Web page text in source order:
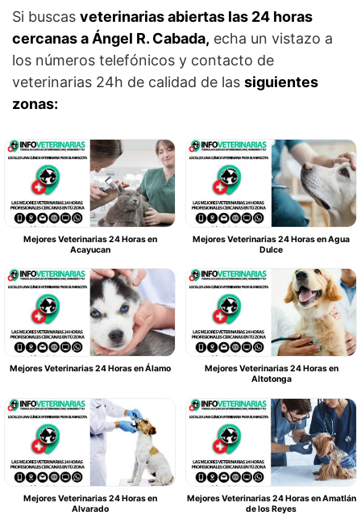
Si buscas veterinarias abiertas las 24 horas
cercanas a Ángel R. Cabada, echa un vistazo a
los números telefónicos y contacto de
veterinarias 24h de calidad de las siguientes
zonas:
Mejores Veterinarias 24 Horas en
Acayucan
Mejores Veterinarias 24 Horas en Agua
Dulce
Mejores Veterinarias 24 Horas en Álamo
Mejores Veterinarias 24 Horas en
Altotonga
Mejores Veterinarias 24 Horas en
Alvarado
Mejores Veterinarias 24 Horas en Amatlán
de los Reyes